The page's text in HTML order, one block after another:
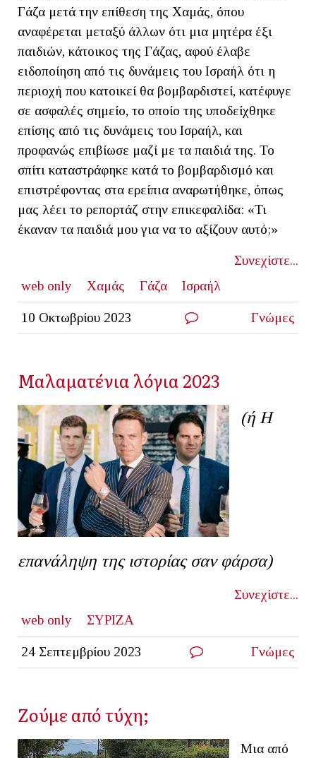
Γάζα μετά την επίθεση της Χαμάς, όπου
αναφέρεται μεταξύ άλλων ότι μια μητέρα έξι
παιδιών, κάτοικος της Γάζας, αφού έλαβε
ειδοποίηση από τις δυνάμεις του Ισραήλ ότι η
περιοχή που κατοικεί θα βομβαρδιστεί, κατέφυγε
σε ασφαλές σημείο, το οποίο της υποδείχθηκε
επίσης από τις δυνάμεις του Ισραήλ, και
προφανώς επιβίωσε μαζί με τα παιδιά της. Το
σπίτι καταστράφηκε κατά το βομβαρδισμό και
επιστρέφοντας στα ερείπια αναρωτήθηκε, όπως
μας λέει το ρεπορτάζ στην επικεφαλίδα: «Τι
έκαναν τα παιδιά μου για να το αξίζουν αυτό;»
Συνεχίστε...
web only
Χαμάς Γάζα Ισραήλ
10 Οκτωβρίου 2023 Γνώμες
Μαλαματένια λόγια 2023
(ή Η
επανάληψη της ιστορίας σαν φάρσα)
Συνεχίστε...
web only
ΣΥΡΙΖΑ
24 Σεπτεμβρίου 2023 Γνώμες
Ζούμε από τύχη;
Μια από